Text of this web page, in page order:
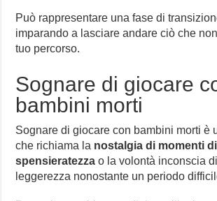
Può rappresentare una fase di
imparando a lasciare andare ciò che
tuo percorso.
Sognare di giocare
bambini morti
Sognare di giocare con bambini morti è
che richiama la nostalgia di momenti di
spensieratezza o la volontà inconscia
leggerezza nonostante un periodo